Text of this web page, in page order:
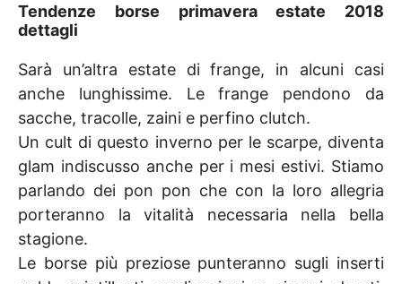
Tendenze borse primavera estate 2018
dettagli
Sarà un’altra estate di frange, in alcuni casi
anche lunghissime. Le frange pendono da
sacche, tracolle, zaini e perfino clutch.
Un cult di questo inverno per le scarpe, diventa
glam indiscusso anche per i mesi estivi. Stiamo
parlando dei pon pon che con la loro allegria
porteranno la vitalità necessaria nella bella
stagione.
Le borse più preziose punteranno sugli inserti